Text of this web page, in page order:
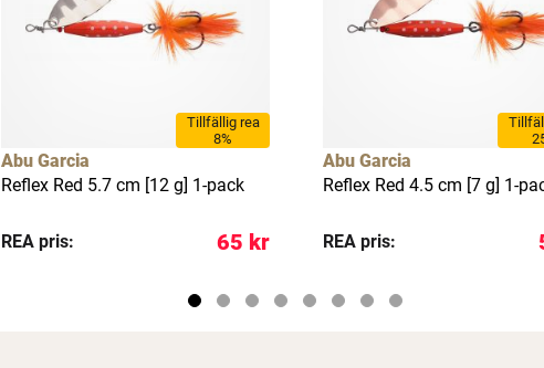
Tillfällig rea
8%
Abu Garcia
Reflex Red 5.7 cm [12 g] 1-pack
REA pris: 65 kr
Abu Garcia
Reflex Red 4.5 cm [7 g] 1-
REA pris: